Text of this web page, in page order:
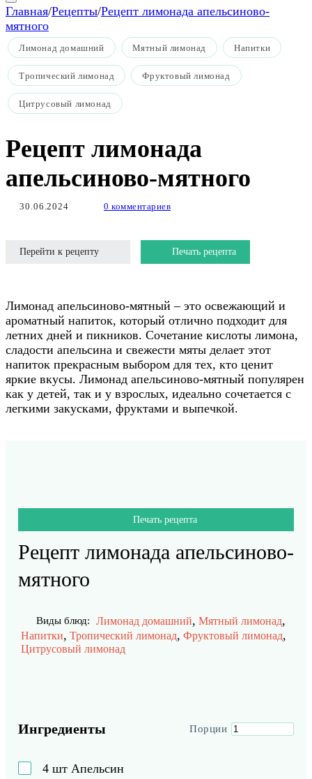
Главная/Рецепты/Рецепт лимонада апельсиново-
мятного
Лимонад домашний Мятный лимонад Напитки
Тропический лимонад Фруктовый лимонад
Цитрусовый лимонад
Рецепт лимонада
апельсиново-мятного
30.06.2024 0 комментариев
Перейти к рецепту Печать рецепта
Лимонад апельсиново-мятный – это освежающий и
ароматный напиток, который отлично подходит для
летних дней и пикников. Сочетание кислоты лимона,
сладости апельсина и свежести мяты делает этот
напиток прекрасным выбором для тех, кто ценит
яркие вкусы. Лимонад апельсиново-мятный популярен
как у детей, так и у взрослых, идеально сочетается с
легкими закусками, фруктами и выпечкой.
Печать рецепта
Рецепт лимонада апельсиново-
мятного
Виды блюд: Лимонад домашний, Мятный лимонад,
Напитки, Тропический лимонад, Фруктовый лимонад,
Цитрусовый лимонад
Ингредиенты Порции
4 шт Апельсин